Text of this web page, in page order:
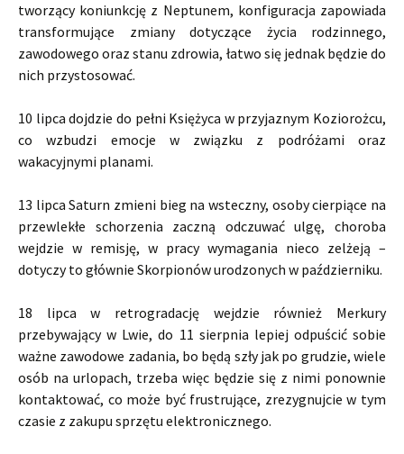
tworzący koniunkcję z Neptunem, konfiguracja zapowiada
transformujące zmiany dotyczące życia rodzinnego,
zawodowego oraz stanu zdrowia, łatwo się jednak będzie do
nich przystosować.
10 lipca dojdzie do pełni Księżyca w przyjaznym Koziorożcu,
co wzbudzi emocje w związku z podróżami oraz
wakacyjnymi planami.
13 lipca Saturn zmieni bieg na wsteczny, osoby cierpiące na
przewlekłe schorzenia zaczną odczuwać ulgę, choroba
wejdzie w remisję, w pracy wymagania nieco zelżeją –
dotyczy to głównie Skorpionów urodzonych w październiku.
18 lipca w retrogradację wejdzie również Merkury
przebywający w Lwie, do 11 sierpnia lepiej odpuścić sobie
ważne zawodowe zadania, bo będą szły jak po grudzie, wiele
osób na urlopach, trzeba więc będzie się z nimi ponownie
kontaktować, co może być frustrujące, zrezygnujcie w tym
czasie z zakupu sprzętu elektronicznego.